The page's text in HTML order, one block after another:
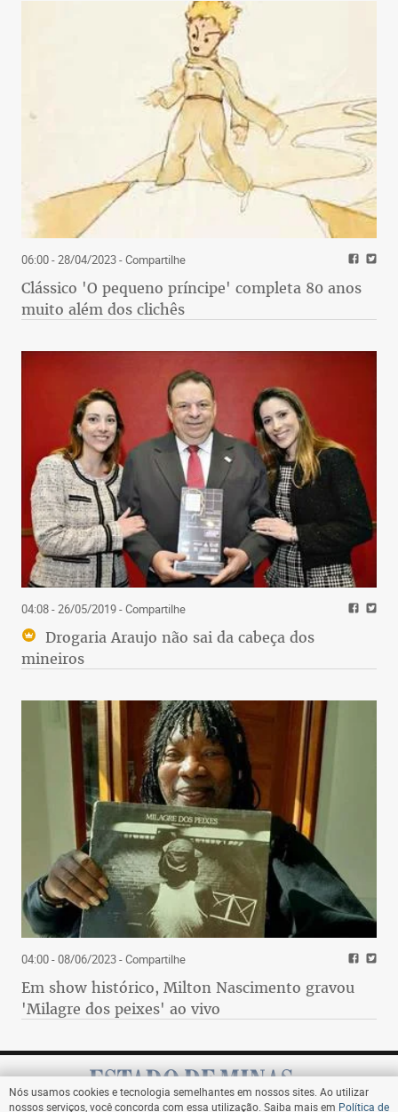
06:00 - 28/04/2023- Compartilhe
Clássico 'O pequeno príncipe' completa 80 anos
muito além dos clichês
04:08 - 26/05/2019- Compartilhe
Drogaria Araujo não sai da cabeça dos
mineiros
04:00 - 08/06/2023- Compartilhe
Em show histórico, Milton Nascimento gravou
'Milagre dos peixes' ao vivo
Nós usamos cookies e tecnologia semelhantes em nossos sites. Ao utilizar
nossos serviços, você concorda com essa utilização. Saiba mais em Política de